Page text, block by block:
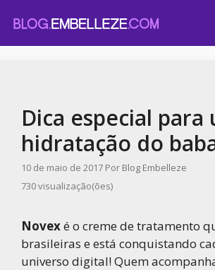
para
o
Dica especial para
hidratação do
10 de maio de 2017 Por Blog Embelleze
730 visualização(ões)
Novexé o creme de tratamento
brasileiras e está conquistando
universo digital! Quem